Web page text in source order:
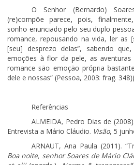
O Senhor (Bernardo)
(re)compõe parece, pois,
sonho enunciado pelo seu duplo
romance, repousando na vida, ler as
[seu] desprezo delas”, sabendo
emoções à flor da pele, as
romance são emoção própria
dele e nossas” (Pessoa, 2003: frag.
Referências
ALMEIDA, Pedro Dias de
Entrevista a Mário Cláudio. Visão, 5
ARNAUT, Ana Paula (2011).
Boa noite, senhor Soares de Mário